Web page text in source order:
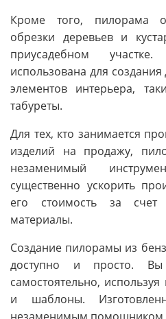
Кроме того, пилорама
обрезки деревьев и
приусадебном
использована для
элементов интерьера,
табуреты.
Для тех, кто занимается
изделий на продажу,
незаменимый
существенно ускорить
его стоимость за
материалы.
Создание пилорамы из
доступно и просто.
самостоятельно,
и шаблоны.